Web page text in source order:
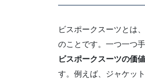
ビスポークスーツとは
のことです。一つ一つ
ビスポークスーツの価値
す。例えば、ジャケッ